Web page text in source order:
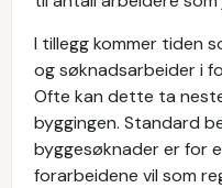
I tillegg kommer tiden
og søknadsarbeider i
Ofte kan dette ta
byggingen. Standard
byggesøknader er for
forarbeidene vil som